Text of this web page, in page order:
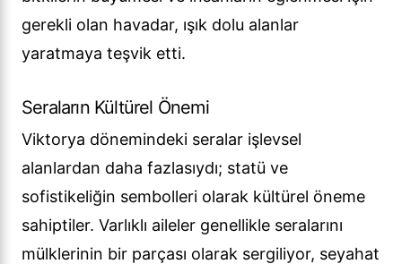
gerekli olan havadar, ışık dolu alanlar
yaratmaya teşvik etti.
Seraların Kültürel Önemi
Viktorya dönemindeki seralar işlevsel
alanlardan daha fazlasıydı; statü ve
sofistikeliğin sembolleri olarak kültürel öneme
sahiptiler. Varlıklı aileler genellikle seralarını
mülklerinin bir parçası olarak sergiliyor, seyahat